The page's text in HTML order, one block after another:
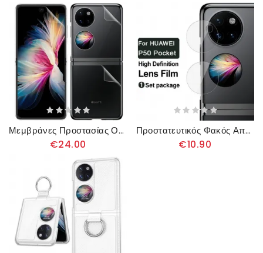
Μεμβράνες Προστασίας Οθόνης Και Πλάτης Για Huawei P50 Pocket Imak
€24.00
Προστατευτικός Φακός Από Γυαλί Για Huawei P50 Pocket Imak
€10.90